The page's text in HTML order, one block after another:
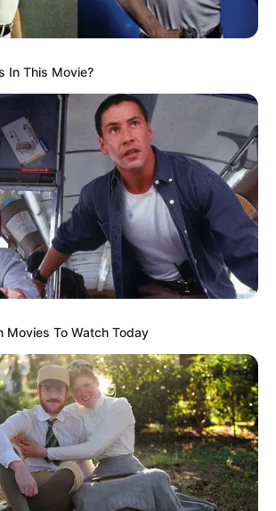
In This Movie?
Movies To Watch Today